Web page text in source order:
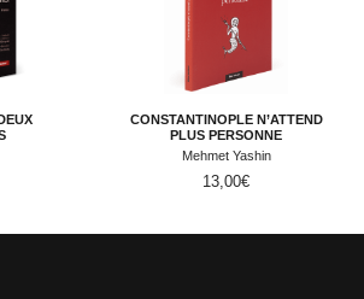
CONSTANTINOPLE N’ATTEND
PLUS PERSONNE
Mehmet Yashin
13,00€